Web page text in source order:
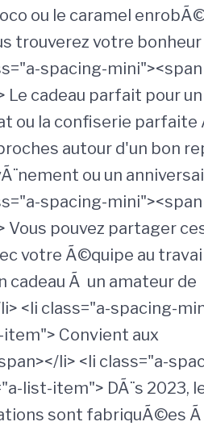
ou le caramel
trouverez votre bonheur
spacing-mini"><span
cadeau parfait pour un
ou la confiserie parfaite
autour d'un bon
ou un
spacing-mini"><span
Vous pouvez partager
votre Ã©quipe au
cadeau Ã un amateur de
<li class="a-spacing-
Convient aux
li> <li class="a-
list-item"> DÃ¨s 2023,
sont fabriquÃ©es